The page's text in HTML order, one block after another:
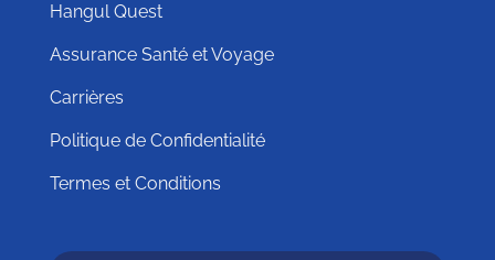
Hangul Quest
Assurance Santé et Voyage
Carrières
Politique de Confidentialité
Termes et Conditions